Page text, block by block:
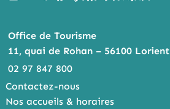
Office de Tourisme
11, quai de Rohan – 56100 Lorient
02 97 847 800
Contactez-nous
Nos accueils & horaires